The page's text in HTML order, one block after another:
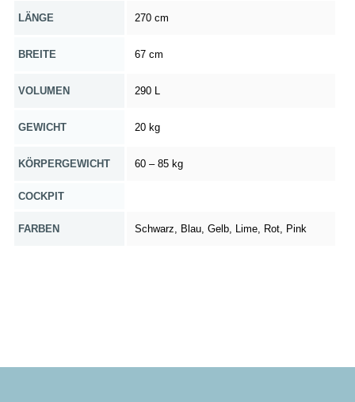
LÄNGE 270 cm
BREITE 67 cm
VOLUMEN 290 L
GEWICHT 20 kg
KÖRPERGEWICHT 60 – 85 kg
COCKPIT
FARBEN Schwarz, Blau, Gelb, Lime, Rot, Pink